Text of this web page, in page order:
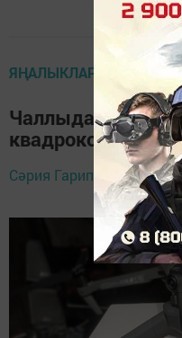
ЯҢАЛЫКЛАР ТАСМАСЫ
Чаллыда югалган
квадрокоптерлар
Сәрия Гарипова, 2 май